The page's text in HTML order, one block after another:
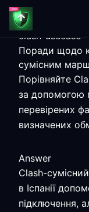
clash-usecase
Поради щодо
сумісним
Порівняйте
за допомогою
перевірених
визначених
Answer
Clash-
в Іспанії
підключення,